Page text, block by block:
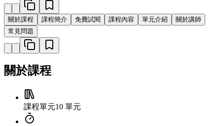
關於課程 課程簡介 免費試閱 課程內容 單元介紹
關於講師
常見問題
關於課程
課程單元10 單元